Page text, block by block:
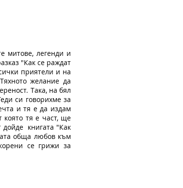
митове, легенди и
"Как се раждат
приятели и на
желание да
Така, на бял
си говорихме за
и тя е да издам
която тя е част, ще
книгата "Как
обща любов към
се грижи за